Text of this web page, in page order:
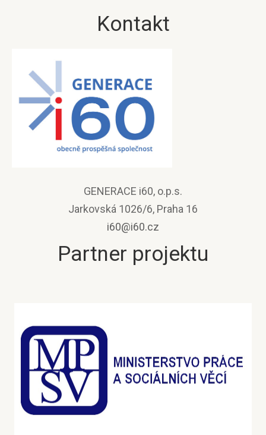
Kontakt
GENERACE i60, o.p.s.
Jarkovská 1026/6, Praha 16
i60@i60.cz
Partner projektu